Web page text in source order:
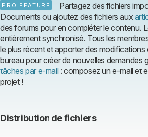
PRO FEATURE
Partagez des fichiers
Documents ou ajoutez des fichiers aux
des forums pour en compléter le contenu.
entièrement synchronisé. Tous les
le plus récent et apporter des modifications
bureau pour créer de nouvelles demandes
tâches par e-mail: composez un e-mail et
projet !
Distribution de fichiers